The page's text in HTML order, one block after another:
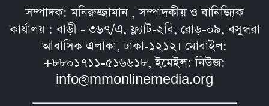
সম্পাদক: মনিরুজ্জামান , সম্পাদকীয় ও বানিজ্যিক
কার্যালয় : বাড়ী - ৩৬৭/এ, ফ্ল্যাট-২বি, রোড়-০৯, বসুন্ধরা
আবাসিক এলাকা, ঢাকা-১২১২। মোবাইল:
+৮৮০১৭১১-৫১৬৬১৮, ইমেইল: নিউজ:
info@mmonlinemedia.org